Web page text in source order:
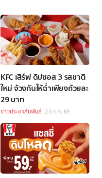
KFC เสิร์ฟ ดิปซอส 3 รสชาติ
ใหม่ จ้วงกันให้ฉ่ำเพียงถ้วยละ
29 บาท
ข่าวประชาสัมพันธ์ 23 ก.ค. 69